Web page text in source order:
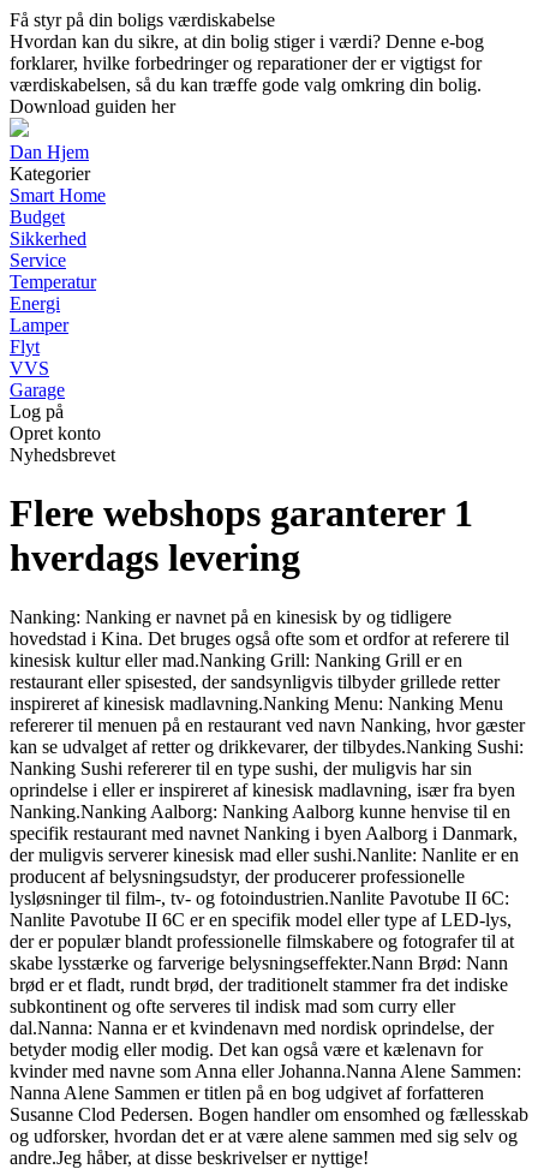
Få styr på din boligs værdiskabelse
Hvordan kan du sikre, at din bolig stiger i værdi? Denne e-bog
forklarer, hvilke forbedringer og reparationer der er vigtigst for
værdiskabelsen, så du kan træffe gode valg omkring din bolig.
Download guiden her
Dan Hjem
Kategorier
Smart Home
Budget
Sikkerhed
Service
Temperatur
Energi
Lamper
Flyt
VVS
Garage
Log på
Opret konto
Nyhedsbrevet
Flere webshops garanterer 1
hverdags levering
Nanking: Nanking er navnet på en kinesisk by og tidligere
hovedstad i Kina. Det bruges også ofte som et ordfor at referere til
kinesisk kultur eller mad.Nanking Grill: Nanking Grill er en
restaurant eller spisested, der sandsynligvis tilbyder grillede retter
inspireret af kinesisk madlavning.Nanking Menu: Nanking Menu
refererer til menuen på en restaurant ved navn Nanking, hvor gæster
kan se udvalget af retter og drikkevarer, der tilbydes.Nanking Sushi:
Nanking Sushi refererer til en type sushi, der muligvis har sin
oprindelse i eller er inspireret af kinesisk madlavning, især fra byen
Nanking.Nanking Aalborg: Nanking Aalborg kunne henvise til en
specifik restaurant med navnet Nanking i byen Aalborg i Danmark,
der muligvis serverer kinesisk mad eller sushi.Nanlite: Nanlite er en
producent af belysningsudstyr, der producerer professionelle
lysløsninger til film-, tv- og fotoindustrien.Nanlite Pavotube II 6C:
Nanlite Pavotube II 6C er en specifik model eller type af LED-lys,
der er populær blandt professionelle filmskabere og fotografer til at
skabe lysstærke og farverige belysningseffekter.Nann Brød: Nann
brød er et fladt, rundt brød, der traditionelt stammer fra det indiske
subkontinent og ofte serveres til indisk mad som curry eller
dal.Nanna: Nanna er et kvindenavn med nordisk oprindelse, der
betyder modig eller modig. Det kan også være et kælenavn for
kvinder med navne som Anna eller Johanna.Nanna Alene Sammen:
Nanna Alene Sammen er titlen på en bog udgivet af forfatteren
Susanne Clod Pedersen. Bogen handler om ensomhed og fællesskab
og udforsker, hvordan det er at være alene sammen med sig selv og
andre.Jeg håber, at disse beskrivelser er nyttige!